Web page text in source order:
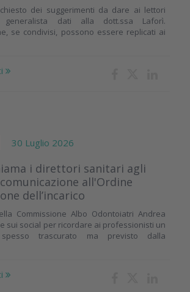
dei suggerimenti da dare ai lettori
generalista dati alla dott.ssa Laforì.
se condivisi, possono essere replicati ai
30 Luglio 2026
i direttori sanitari agli
all'Ordine
dell’incarico
Commissione Albo Odontoiatri Andrea
sui social per ricordare ai professionisti un
spesso trascurato ma previsto dalla